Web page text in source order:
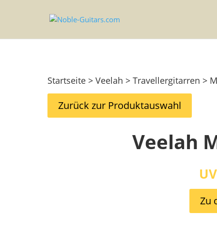
Startseite > Veelah > Travellergitarren >
Zurück zur Produktauswahl
Veelah
Zu